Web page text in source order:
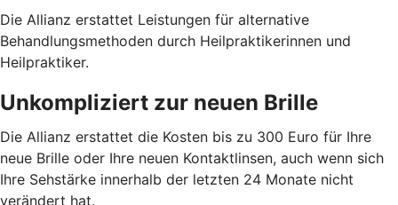
Die Allianz erstattet Leistungen für alternative
Behandlungsmethoden durch Heilpraktikerinnen und
Heilpraktiker.
Unkompliziert zur neuen Brille
Die Allianz erstattet die Kosten bis zu 300 Euro für Ihre
neue Brille oder Ihre neuen Kontaktlinsen, auch wenn sich
Ihre Sehstärke innerhalb der letzten 24 Monate nicht
verändert hat.